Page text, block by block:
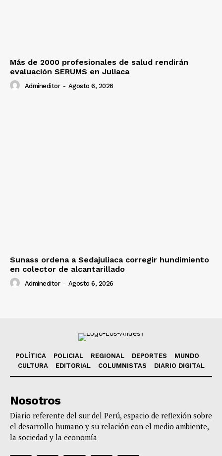
Más de 2000 profesionales de salud rendirán
evaluación SERUMS en Juliaca
Admineditor - Agosto 6, 2026
Sunass ordena a Sedajuliaca corregir hundimiento
en colector de alcantarillado
Admineditor - Agosto 6, 2026
POLÍTICA POLICIAL REGIONAL DEPORTES
MUNDO
CULTURA
EDITORIAL COLUMNISTAS DIARIO DIGITAL
Nosotros
Diario referente del sur del Perú, espacio de reflexión sobre
el desarrollo humano y su relación con el medio ambiente,
la sociedad y la economía